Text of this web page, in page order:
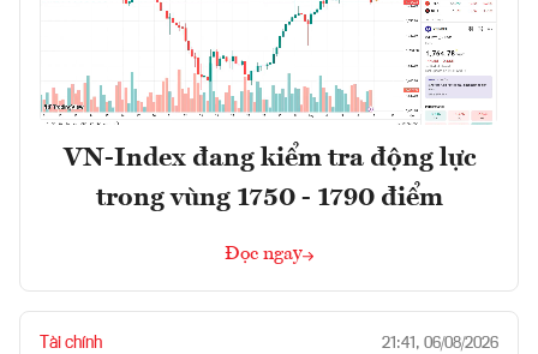
VN-Index đang kiểm tra động lực
trong vùng 1750 - 1790 điểm
Đọc ngay
Tài chính 21:41, 06/08/2026